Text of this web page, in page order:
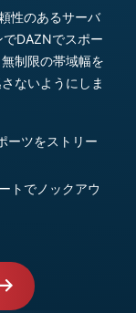
性のあるサーバ
DAZNでスポー
制限の帯域幅を
ないようにしま
ーツをストリー
トでノックアウ